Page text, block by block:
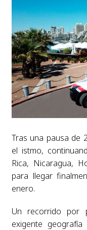
Tras una pausa de
el istmo,
Rica, Nicaragua,
para llegar
enero.
Un recorrido por
exigente